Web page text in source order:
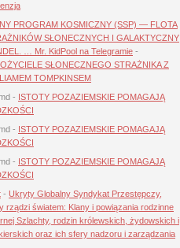
PROGRAM KOSMICZNY (SSP) — FLOTA
SŁONECZNYCH I GALAKTYCZNY
… Mr. KidPool na Telegramie -
SŁONECZNEGO STRAŻNIKA Z
TOMPKINSEM
- ISTOTY POZAZIEMSKIE POMAGAJĄ
- ISTOTY POZAZIEMSKIE POMAGAJĄ
- ISTOTY POZAZIEMSKIE POMAGAJĄ
- Ukryty Globalny Syndykat Przestępczy,
rządzi światem: Klany i powiązania rodzinne
Szlachty, rodzin królewskich, żydowskich i
oraz ich sfery nadzoru i zarządzania